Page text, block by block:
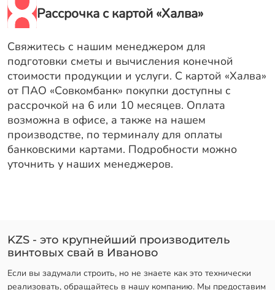
Рассрочка с картой «Халва»
Свяжитесь с нашим менеджером для
подготовки сметы и вычисления конечной
стоимости продукции и услуги. С картой «Халва»
от ПАО «Совкомбанк» покупки доступны с
рассрочкой на 6 или 10 месяцев. Оплата
возможна в офисе, а также на нашем
производстве, по терминалу для оплаты
банковскими картами. Подробности можно
уточнить у наших менеджеров.
KZS - это крупнейший производитель
винтовых свай в Иваново
Если вы задумали строить, но не знаете как это технически
реализовать, обращайтесь в нашу компанию. Мы предоставим